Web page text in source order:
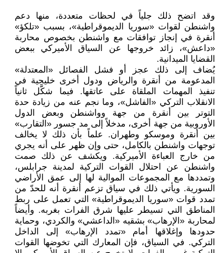
وقد اتضح ذلك جلياً في لحظات متعددة، منها دعم
واشنطن لقوات «سوريا الديموقراطية»، بسبب «تلكؤ»
أنقرة في إنجاز توافقات مع واشنطن بخصوص محاربة
«داعش»، زائد خروجها عن السياق الأميركي ببعض
القضايا الميدانية.
يُضاف إلى ذلك عجز أو فشل الفصائل «المعتدلة»
المدعومة من أنقرة والرياض ودول أخرى خليجية في
تنفيذ المهمات الملقاة على عاتقها. فيما شكَّل ثانياً
الانقلاب التركي «الفاشل»، وما نجم عنه من زيادة حدة
التوتر بين أنقرة من جهة وواشنطن وبعض الدول
الأوروبية من جهة أخرى، مدخلاً إلى مد جسور «التقارب»
بين أنقرة وموسكو وطهران. علماً بأن ذلك لا يخالف
توجهات واشنطن بالكامل، حتى وإن ظهر على أنه يجري
من خارج العباءة الأميركية. ويكشف عن ذلك صمت
واشنطن عن احتلال القوات التركية لمدينة جرابلس،
وتمددها مع المجموعات الموالية لها إلى عمق الأراضي
السورية. ويأتي ذلك في سياق تزعم أنقرة أنه للحدّ من
تمدد قوات «سوريا الديموقراطية» التي تعمل على ربط
المناطق التي تسيطر عليها شرق الفرات بغربه. وأيضاً
لمحاربة «الإرهاب» بشقيه «الداعشي» والكردي، وحماية
حدودها وإغلاقها أمام «تمدد الإرهاب» إلى الداخل
التركي. في السياق، فإن المعارك التي تخوضها القوات